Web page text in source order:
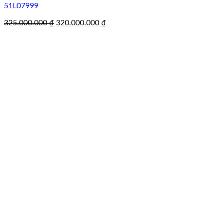
51L07999
325.000.000₫ Giá
320.000.000 ₫